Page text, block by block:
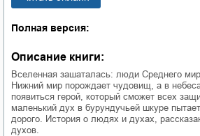
Полная версия:
Описание книги:
Вселенная зашаталась: люди Среднего
Нижний мир порождает чудовищ, а в
появиться герой, который сможет всех
маленький дух в бурундучьей шкуре
дорого. История о людях и духах,
духов.